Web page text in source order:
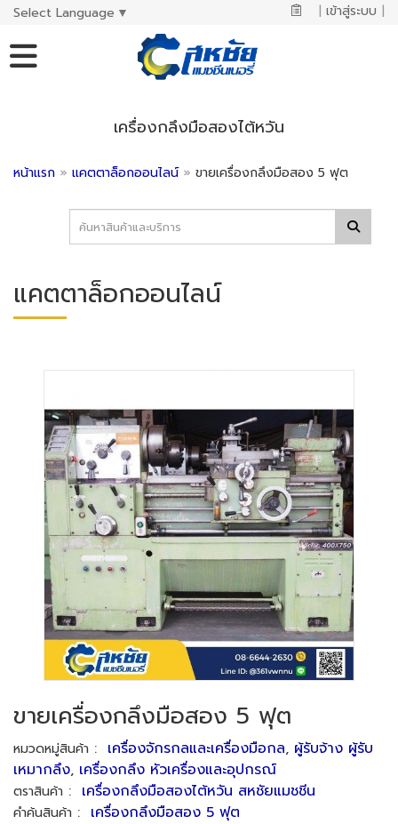
Select Language ▼ | เข้าสู่ระบบ |
เครื่องกลึงมือสองไต้หวัน
หน้าแรก » แคตตาล็อกออนไลน์ » ขายเครื่องกลึงมือสอง 5 ฟุต
แคตตาล็อกออนไลน์
ขายเครื่องกลึงมือสอง 5 ฟุต
หมวดหมู่สินค้า : เครื่องจักรกลและเครื่องมือกล, ผู้รับจ้าง ผู้รับ
เหมากลึง, เครื่องกลึง หัวเครื่องและอุปกรณ์
ตราสินค้า : เครื่องกลึงมือสองไต้หวัน สหชัยแมชชีน
คำค้นสินค้า : เครื่องกลึงมือสอง 5 ฟุต